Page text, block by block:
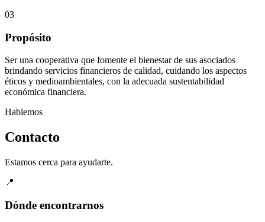
03
Propósito
Ser una cooperativa que fomente el bienestar de sus asociados
brindando servicios financieros de calidad, cuidando los aspectos
éticos y medioambientales, con la adecuada sustentabilidad
económica financiera.
Hablemos
Contacto
Estamos cerca para ayudarte.
📍
Dónde encontrarnos